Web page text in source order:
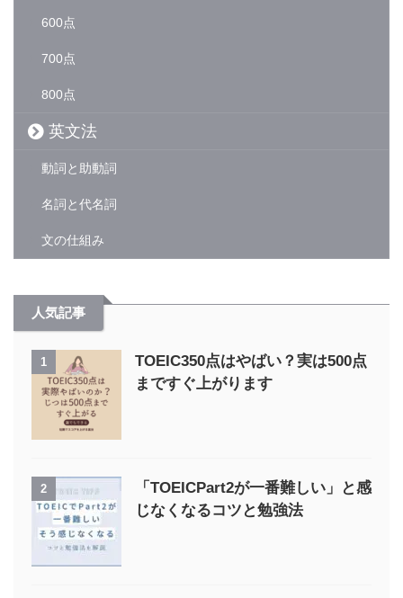
600点
700点
800点
英文法
動詞と助動詞
名詞と代名詞
文の仕組み
人気記事
1
TOEIC350点はやばい？実は500点
まですぐ上がります
2
「TOEICPart2が一番難しい」と感
じなくなるコツと勉強法